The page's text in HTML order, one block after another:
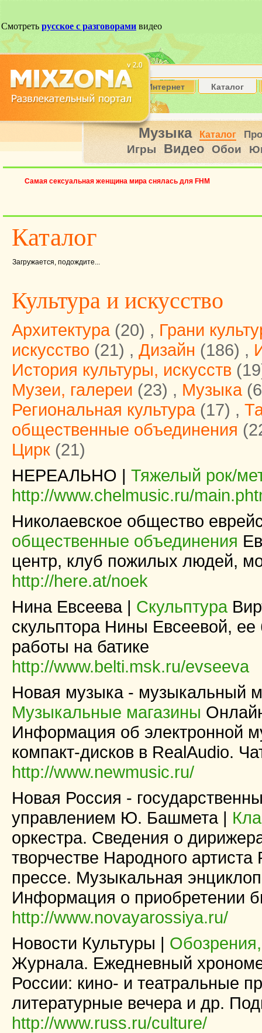
Интернет Каталог
Музыка Каталог
Игры Видео Обои
Самая сексуальная женщина мира снялась для FHM
Каталог
Загружается, подождите...
Культура и искусство
Архитектура (20) , Грани
искусство (21) , Дизайн (186) ,
История культуры, искусств
Музеи, галереи (23) , Музыка
Региональная культура (17) ,
общественные объединения
Цирк (21)
НЕРЕАЛЬНО | Тяжелый рок/
http://www.chelmusic.ru/
Николаевское общество
общественные объединения
центр, клуб пожилых людей,
http://here.at/noek
Нина Евсеева | Скульптура
скульптора Нины Евсеевой, ее
работы на батике
http://www.belti.msk.ru/evseeva
Новая музыка - музыкальный
Музыкальные магазины
Информация об электронной
компакт-дисков в RealAudio.
http://www.newmusic.ru/
Новая Россия -
управлением Ю. Башмета |
оркестра. Сведения о
творчестве Народного
прессе. Музыкальная
Информация о приобретении
http://www.novayarossiya.ru/
Новости Культуры |
Журнала. Ежедневный
России: кино- и театральные
литературные вечера и др.
http://www.russ.ru/culture/